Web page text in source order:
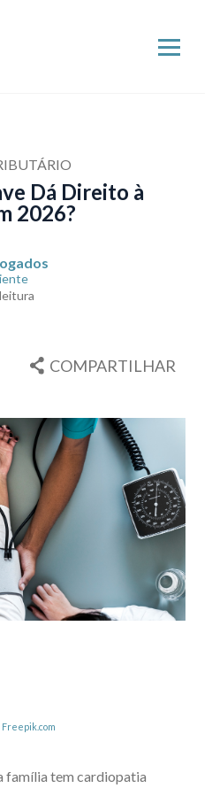
Dá Direito à
2026?
COMPARTILHAR
Freepik.com
família tem cardiopatia